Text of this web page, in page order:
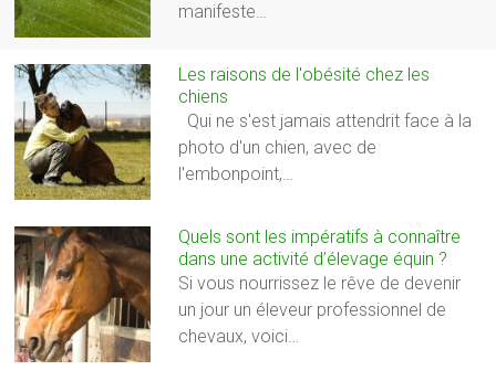
manifeste…
Les raisons de l'obésité chez les
chiens
Qui ne s'est jamais attendrit face à la
photo d'un chien, avec de
l'embonpoint,…
Quels sont les impératifs à connaître
dans une activité d’élevage équin ?
Si vous nourrissez le rêve de devenir
un jour un éleveur professionnel de
chevaux, voici…